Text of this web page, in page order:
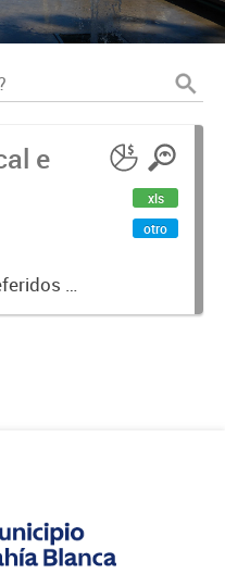
e
a
xls
otro